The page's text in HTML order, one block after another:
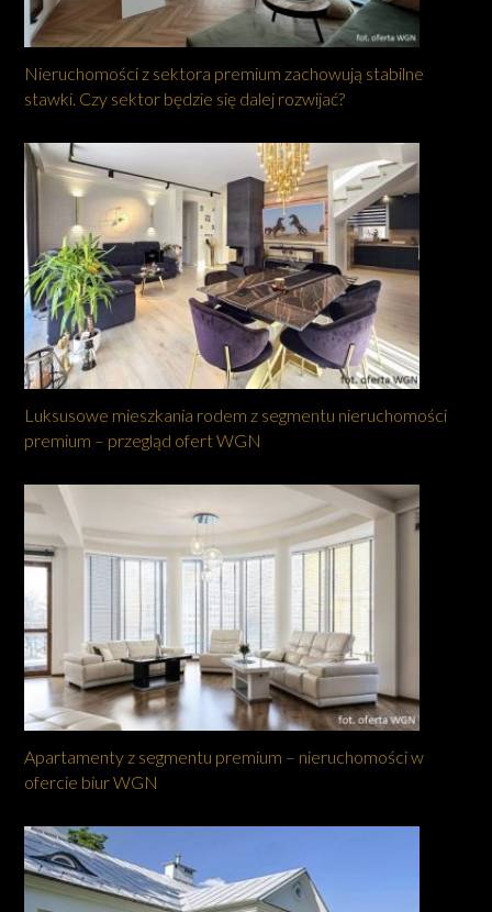
Nieruchomości z sektora premium zachowują stabilne
stawki. Czy sektor będzie się dalej rozwijać?
Luksusowe mieszkania rodem z segmentu nieruchomości
premium – przegląd ofert WGN
Apartamenty z segmentu premium – nieruchomości w
ofercie biur WGN